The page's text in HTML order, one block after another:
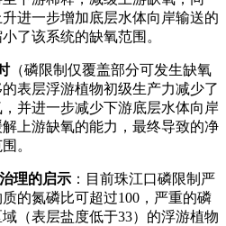
进一步增加底层水体向岸输送的
了该系统的缺氧范围。
（磷限制仅覆盖部分可发生缺氧
表层浮游植物初级生产力减少了
并进一步减少下游底层水体向岸
上游缺氧的能力，最终导致的净
。
理的启示 ：目前珠江口磷限制严
的氮磷比可超过100，严重的磷
（表层盐度低于33）的浮游植物